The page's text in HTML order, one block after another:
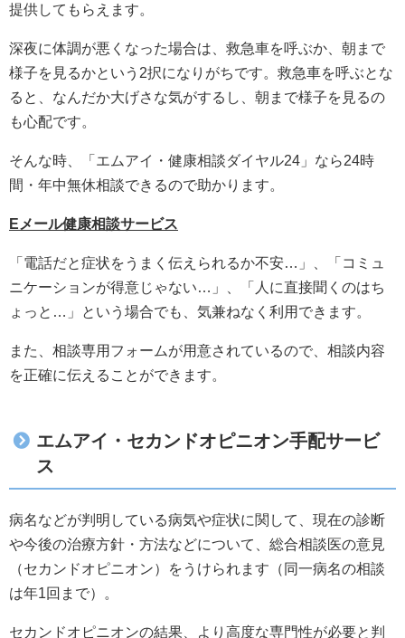
提供してもらえます。
深夜に体調が悪くなった場合は、救急車を呼ぶか、朝まで
様子を見るかという2択になりがちです。救急車を呼ぶとな
ると、なんだか大げさな気がするし、朝まで様子を見るの
も心配です。
そんな時、「エムアイ・健康相談ダイヤル24」なら24時
間・年中無休相談できるので助かります。
Eメール健康相談サービス
「電話だと症状をうまく伝えられるか不安…」、「コミュ
ニケーションが得意じゃない…」、「人に直接聞くのはち
ょっと…」という場合でも、気兼ねなく利用できます。
また、相談専用フォームが用意されているので、相談内容
を正確に伝えることができます。
エムアイ・セカンドオピニオン手配サービ
ス
病名などが判明している病気や症状に関して、現在の診断
や今後の治療方針・方法などについて、総合相談医の意見
（セカンドオピニオン）をうけられます（同一病名の相談
は年1回まで）。
セカンドオピニオンの結果、より高度な専門性が必要と判